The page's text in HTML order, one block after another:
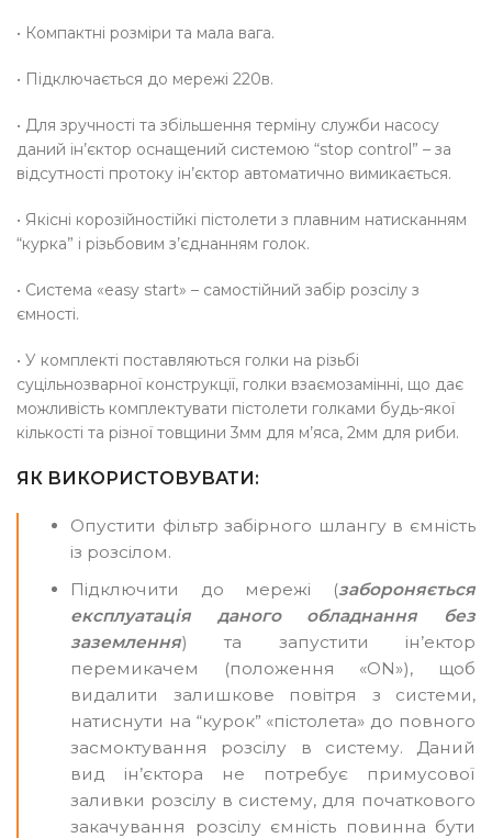
• Компактні розміри та мала вага.
• Підключається до мережі 220в.
• Для зручності та збільшення терміну служби насосу
даний ін’єктор оснащений системою “stop control” – за
відсутності протоку ін’єктор автоматично вимикається.
• Якісні корозійностійкі пістолети з плавним натисканням
“курка” і різьбовим з’єднанням голок.
• Система «easy start» – самостійний забір розсілу з
ємності.
• У комплекті поставляються голки на різьбі
суцільнозварної конструкції, голки взаємозамінні, що дає
можливість комплектувати пістолети голками будь-якої
кількості та різної товщини 3мм для м’яса, 2мм для риби.
ЯК ВИКОРИСТОВУВАТИ:
Опустити фільтр забірного шлангу в ємність
із розсілом.
Підключити до мережі (забороняється
експлуатація даного обладнання без
заземлення) та запустити ін’ектор
перемикачем (положення «ON»), щоб
видалити залишкове повітря з системи,
натиснути на “курок” «пістолета» до повного
засмоктування розсілу в систему. Даний
вид ін’єктора не потребує примусової
заливки розсілу в систему, для початкового
закачування розсілу ємність повинна бути